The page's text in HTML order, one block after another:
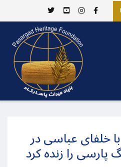
خلفای عباسی در
پارسی را زنده کرد